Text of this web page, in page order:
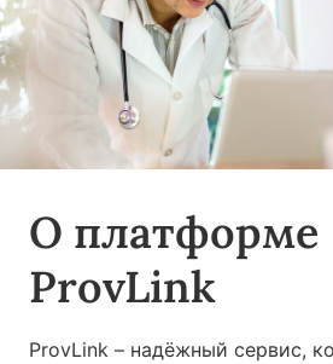
О платформе
ProvLink
ProvLink – надёжный сервис,